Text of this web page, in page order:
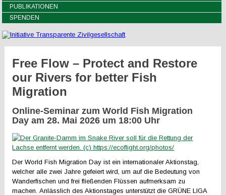
PUBLIKATIONEN
SPENDEN
Free Flow – Protect and Restore
our Rivers for better Fish
Migration
Online-Seminar zumWorld Fish Migration
Day am 28. Mai 2026 um 18:00 Uhr
Der World Fish Migration Day ist ein internationaler Aktionstag,
welcher alle zwei Jahre gefeiert wird, um auf die Bedeutung von
Wanderfischen und frei fließenden Flüssen aufmerksam zu
machen. Anlässlich des Aktionstages unterstützt die GRÜNE LIGA